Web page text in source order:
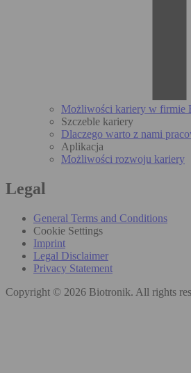
Możliwości kariery w
Szczeble kariery
Dlaczego warto z nami
Aplikacja
Możliwości rozwoju kariery
Legal
General Terms and Conditions
Cookie Settings
Imprint
Legal Disclaimer
Privacy Statement
Copyright © 2026 Biotronik. All rights